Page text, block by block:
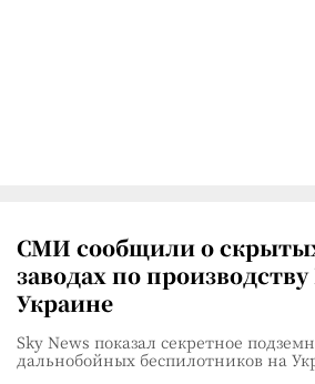
СМИ сообщили о
заводах по
Украине
Sky News показал секретное
дальнобойных беспилотников на